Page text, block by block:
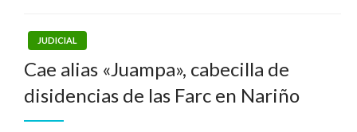
JUDICIAL
Cae alias «Juampa», cabecilla de
disidencias de las Farc en Nariño